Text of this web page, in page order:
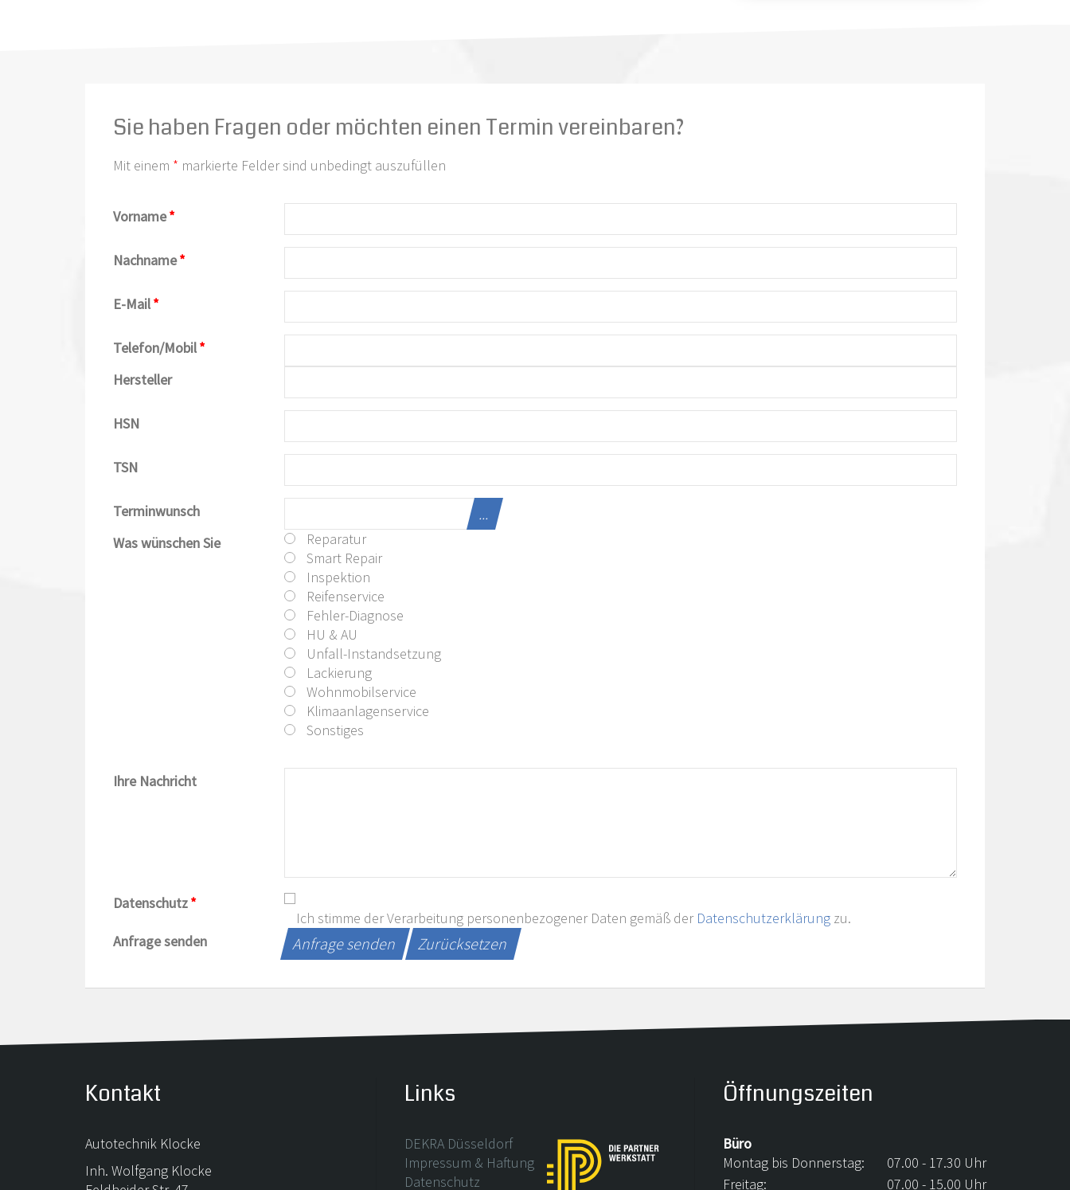
Sie haben Fragen oder möchten einen Termin vereinbaren?
Mit einem * markierte Felder sind unbedingt auszufüllen
Vorname*
Nachname*
E-Mail*
Telefon/Mobil*
Hersteller
HSN
TSN
Terminwunsch ...
Was wünschen Sie
Reparatur
Smart Repair
Inspektion
Reifenservice
Fehler-Diagnose
HU & AU
Unfall-Instandsetzung
Lackierung
Wohnmobilservice
Klimaanlagenservice
Sonstiges
Ihre Nachricht
Datenschutz*
Ich stimme der Verarbeitung personenbezogener Daten gemäß der Datenschutzerklärung zu.
Anfrage senden
Anfrage senden Zurücksetzen
Kontakt
Autotechnik Klocke
Inh. Wolfgang Klocke
Links
DEKRA Düsseldorf
Impressum & Haftung
Datenschutz
Öffnungszeiten
Büro
Montag bis Donnerstag:
07.00 - 17.30 Uhr
Freitag:
07.00 - 15.00 Uhr